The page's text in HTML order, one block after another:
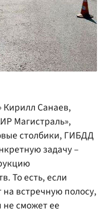
Кирилл Санаев,
Магистраль»,
столбики, ГИБДД
задачу –
То есть, если
встречную полосу,
не сможет ее